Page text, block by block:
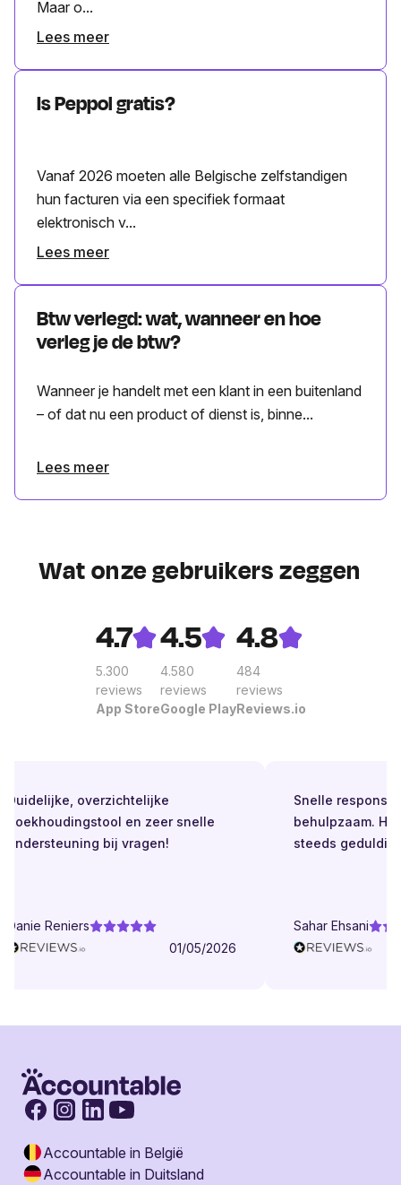
Maar o...
Lees meer
Is Peppol gratis?
Vanaf 2026 moeten alle Belgische zelfstandigen
hun facturen via een specifiek formaat
elektronisch v...
Lees meer
Btw verlegd: wat, wanneer en hoe
verleg je de btw?
Wanneer je handelt met een klant in een buitenland
– of dat nu een product of dienst is, binne...
Lees meer
Wat onze gebruikers zeggen
4.7
5.300
reviews
App Store
4.5
4.580
reviews
Google Play
4.8
484
reviews
Reviews.io
Duidelijke, overzichtelijke
boekhoudingstool en zeer snelle
ondersteuning bij vragen!
Danie Reniers
01/05/2026
Snelle respons.
behulpzaam.
steeds geduldig.
Sahar Ehsani
Accountable in België
Accountable in Duitsland